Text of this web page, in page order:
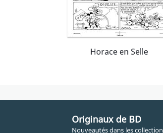
Horace en Selle
Originaux de BD
Nouveautés dans les